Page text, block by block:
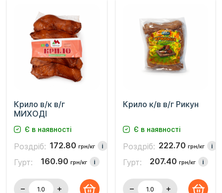
Крило в/к в/г
МИХОДІ
Є в наявності
Роздріб: 172.80 грн/кг i
Гурт: 160.90 грн/кг i
Крило к/в в/г Рикун
Є в наявності
Роздріб: 222.70 грн/кг i
Гурт: 207.40 грн/кг i